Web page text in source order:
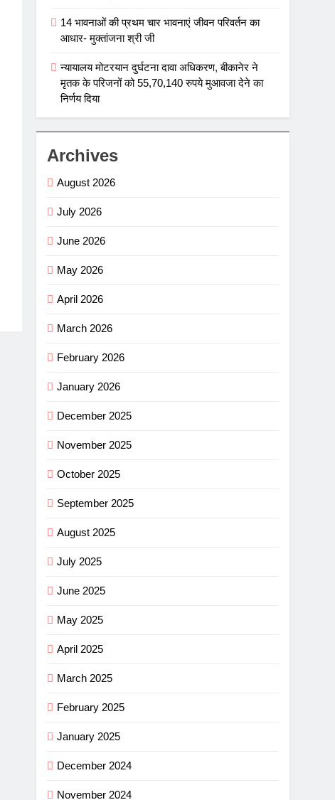
14 भावनाओं की प्रथम चार भावनाएं जीवन परिवर्तन का
आधार- मुक्तांजना श्री जी
न्यायालय मोटरयान दुर्घटना दावा अधिकरण, बीकानेर ने
मृतक के परिजनों को 55,70,140 रुपये मुआवजा देने का
निर्णय दिया
Archives
August 2026
July 2026
June 2026
May 2026
April 2026
March 2026
February 2026
January 2026
December 2025
November 2025
October 2025
September 2025
August 2025
July 2025
June 2025
May 2025
April 2025
March 2025
February 2025
January 2025
December 2024
November 2024